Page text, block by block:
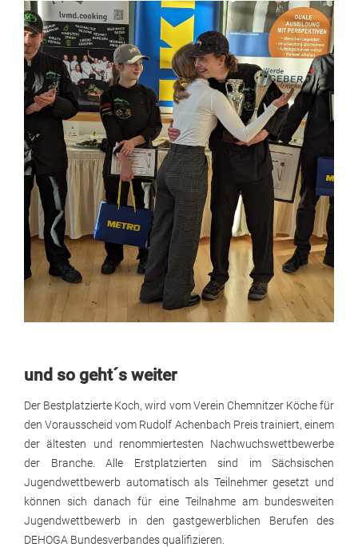
und so geht´s weiter
Der Bestplatzierte Koch, wird vom Verein Chemnitzer Köche für
den Vorausscheid vom Rudolf Achenbach Preis trainiert, einem
der ältesten und renommiertesten Nachwuchswettbewerbe
der Branche. Alle Erstplatzierten sind im Sächsischen
Jugendwettbewerb automatisch als Teilnehmer gesetzt und
können sich danach für eine Teilnahme am bundesweiten
Jugendwettbewerb in den gastgewerblichen Berufen des
DEHOGA Bundesverbandes qualifizieren.